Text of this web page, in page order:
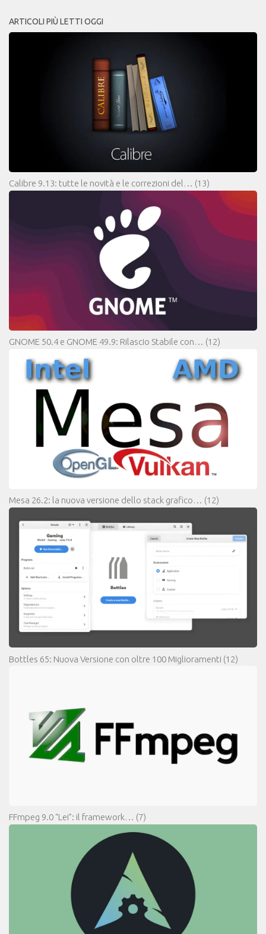
ARTICOLI PIÙ LETTI OGGI
Calibre 9.13: tutte le novità e le correzioni del… (13)
GNOME 50.4 e GNOME 49.9: Rilascio Stabile con… (12)
Mesa 26.2: la nuova versione dello stack grafico… (12)
Bottles 65: Nuova Versione con oltre 100 Miglioramenti (12)
FFmpeg 9.0 “Lei”: il framework… (7)